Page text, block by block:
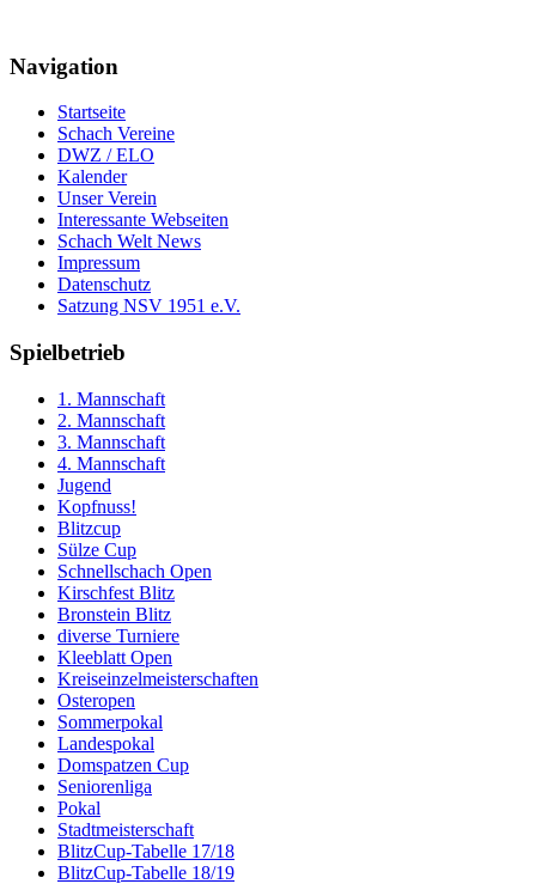
Navigation
Startseite
Schach Vereine
DWZ / ELO
Kalender
Unser Verein
Interessante Webseiten
Schach Welt News
Impressum
Datenschutz
Satzung NSV 1951 e.V.
Spielbetrieb
1. Mannschaft
2. Mannschaft
3. Mannschaft
4. Mannschaft
Jugend
Kopfnuss!
Blitzcup
Sülze Cup
Schnellschach Open
Kirschfest Blitz
Bronstein Blitz
diverse Turniere
Kleeblatt Open
Kreiseinzelmeisterschaften
Osteropen
Sommerpokal
Landespokal
Domspatzen Cup
Seniorenliga
Pokal
Stadtmeisterschaft
BlitzCup-Tabelle 17/18
BlitzCup-Tabelle 18/19